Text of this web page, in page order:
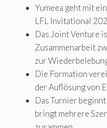
Yumeea geht mit
LFL Invitational
Das Joint Venture
Zusammenarbeit
zur
Die Formation
der Auflösung von
Das Turnier
bringt mehrere